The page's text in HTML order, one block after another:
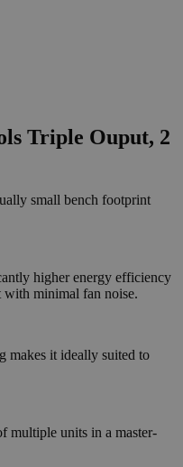
Triple Ouput, 2
small bench footprint
higher energy efficiency
with minimal fan noise.
makes it ideally suited to
multiple units in a master-